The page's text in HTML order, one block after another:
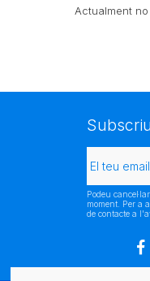
Actualment
Podeu
moment. Per a
de contacte a